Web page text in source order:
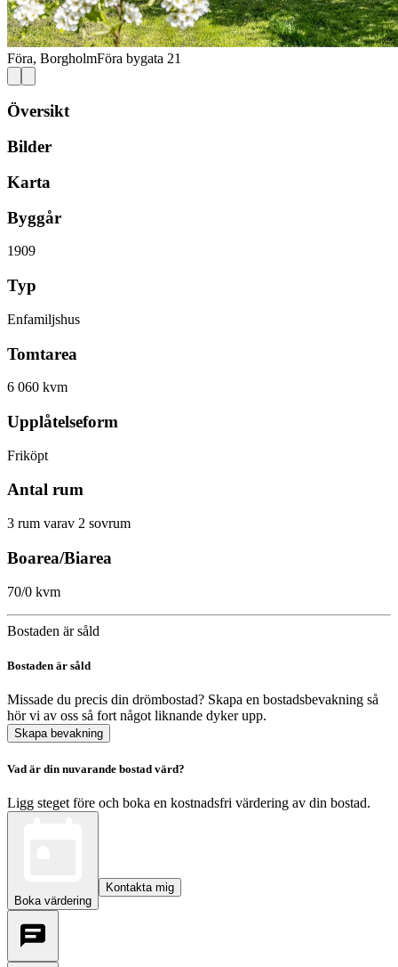
Föra, BorgholmFöra bygata 21
Översikt
Bilder
Karta
Byggår
1909
Typ
Enfamiljshus
Tomtarea
6 060 kvm
Upplåtelseform
Friköpt
Antal rum
3 rum varav 2 sovrum
Boarea/Biarea
70/0 kvm
Bostaden är såld
Bostaden är såld
Missade du precis din drömbostad? Skapa en bostadsbevakning så
hör vi av oss så fort något liknande dyker upp.
Skapa bevakning
Vad är din nuvarande bostad värd?
Ligg steget före och boka en kostnadsfri värdering av din bostad.
Boka värdering
Kontakta mig